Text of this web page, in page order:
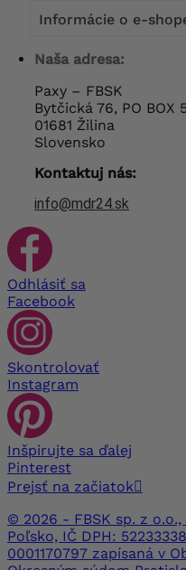
Informácie o e-
Naša adresa:
Paxy – FBSK
Bytčická 76, PO BOX
01681 Žilina
Slovensko
Kontaktuj nás:
info@mdr24.sk
Odhlásiť sa
Facebook
Skontrolovať
Instagram
Inšpirujte sa ďalej
Pinterest
Prejsť na začiatok
© 2026 - FBSK sp. z o.o.,
Poľsko, IČ DPH:
0001170797 zapísaná v